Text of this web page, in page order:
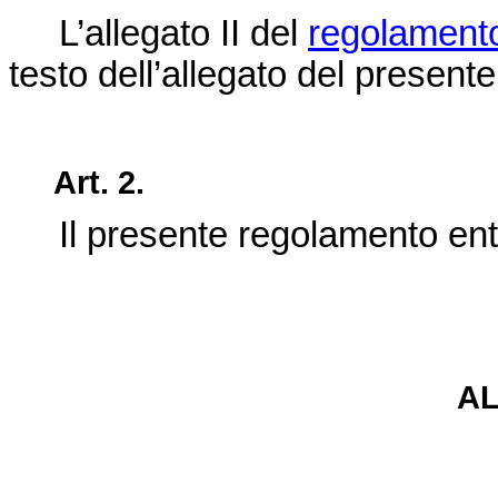
L’allegato II del
testo dell’allegato del
Art. 2.
Il presente regolamento